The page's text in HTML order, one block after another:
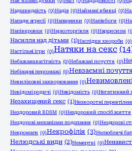
Надшвидкість (0)Надія (0)Наймані вбивці (0)На
Напади агресії (0)Напарники (0)Напівбоги (0)
Напівкровки (0)Наркоторгівля (0)Нарцисизм
Насилля над дітьми (1)Наслідки хвороби (0)
Настільні ігри (0)Натяки на секс
Небажана вагітність (0)Небажані почуття (0)
Небінарні персонажі (0)Невзаємні почуття
Невиліковні захворювання (0)
Невідомі родичі (0)Невідомість (0)Негативний
Незахищений секс (1)Незворотні
Нездоровий BDSM (0)Нездоровий спосіб життя
Нездорові механізми подолання (0)Нездорові
Некромаги (0)Некрофілія (3)Нелюблячі
Нелюдські види (2)Немертві (0)